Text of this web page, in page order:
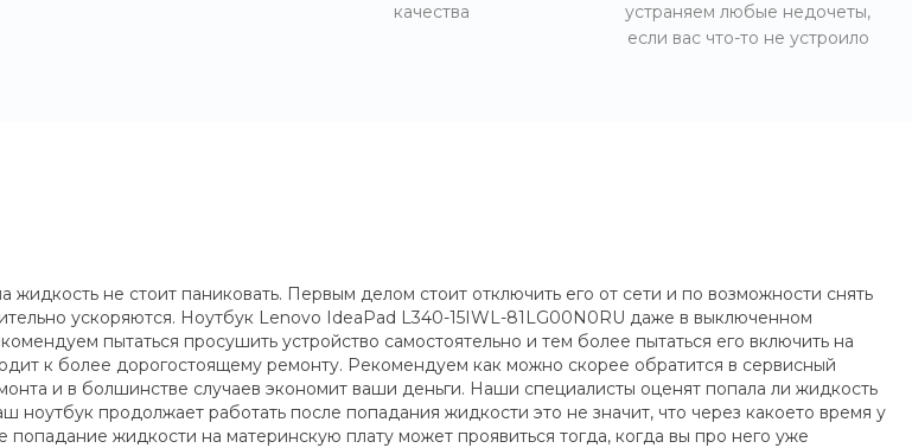
качества
устраняем любые недочеты,
если вас что-то не устроило
не стоит паниковать. Первым делом стоит отключить его от сети и по возможности снять
ускоряются. Ноутбук Lenovo IdeaPad L340-15IWL-81LG00N0RU даже в выключенном
пытаться просушить устройство самостоятельно и тем более пытаться его включить на
к более дорогостоящему ремонту. Рекомендуем как можно скорее обратится в сервисный
и в болшинстве случаев экономит ваши деньги. Наши специалисты оценят попала ли жидкость
ноутбук продолжает работать после попадания жидкости это не значит, что через какоето время у
попадание жидкости на материнскую плату может проявиться тогда, когда вы про него уже